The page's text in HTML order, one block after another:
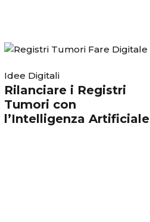
Idee Digitali
Rilanciare i Registri
Tumori con
l’Intelligenza Artificiale